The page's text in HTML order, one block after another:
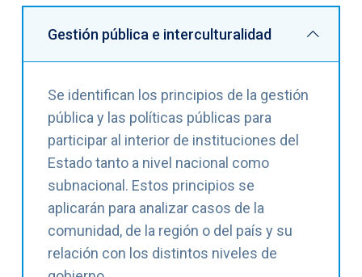
Gestión pública e interculturalidad
Se identifican los principios de la gestión
pública y las políticas públicas para
participar al interior de instituciones del
Estado tanto a nivel nacional como
subnacional. Estos principios se
aplicarán para analizar casos de la
comunidad, de la región o del país y su
relación con los distintos niveles de